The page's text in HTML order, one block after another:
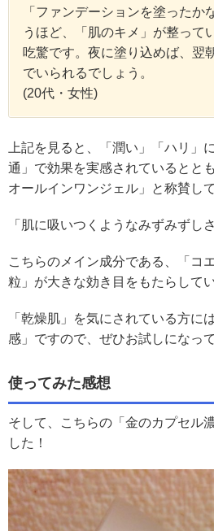
「ファンデーションを塗ったか
うほど、「肌のキメ」が整って
吃驚です。夜に塗り込めば、翌
でいられるでしょう。
(20代・女性)
上記を見ると、「潤い」「ハリ」
通」で効果を実感されているとと
オールインワンジェル」と称賛し
「肌に吸いつくようなみずみずし
こちらのメイン成分である、「コ
粒」が大きな効き目をもたらして
「乾燥肌」を気にされている方に
感」ですので、ぜひお試しになっ
使ってみた感想
そして、こちらの「金のカプセル
した！